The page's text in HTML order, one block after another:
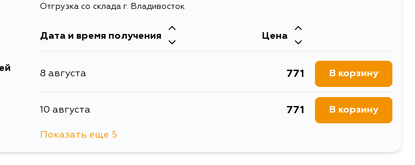
Отгрузка со склада г. Владивосток
Дата и время получения Цена
8 августа 771 В корзину
10 августа 771 В корзину
Показать еще 5